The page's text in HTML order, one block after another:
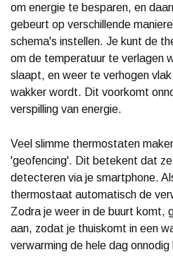
om energie te besparen, en
gebeurt op verschillende
schema's instellen. Je kunt de
om de temperatuur te verlagen
slaapt, en weer te verhogen
wakker wordt. Dit voorkomt
verspilling van energie.
Veel slimme thermostaten
'geofencing'. Dit betekent dat
detecteren via je smartphone.
thermostaat automatisch de
Zodra je weer in de buurt komt,
aan, zodat je thuiskomt in een
verwarming de hele dag